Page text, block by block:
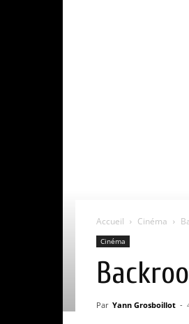
Accueil Cinéma
Cinéma
Par Yann Grosboillot -